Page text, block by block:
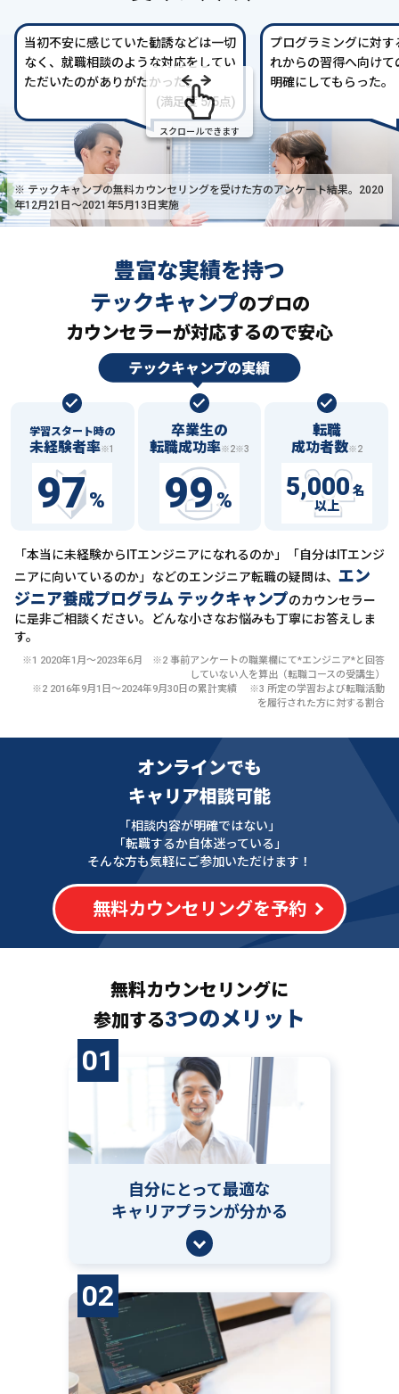
当初不安に感じていた勧誘などは一切
なく、就職相談のような対応をしてい
ただいたのがありがたかった。
(満足度 5/5点)
プログラミングに対
れからの習得へ向け
明確にしてもらった。
スクロールできます
※ テックキャンプの無料カウンセリングを受けた方のアンケート結果。2020
年12月21日〜2021年5月13日実施
豊富な実績を持つ
テックキャンプのプロの
カウンセラーが対応するので安心
学習スタート時の
未経験者率※1
97%
卒業生の
転職成功率※2※3
99%
転職
成功者数※2
5,000 名
以上
「本当に未経験からITエンジニアになれるのか」「自分はITエンジ
ニアに向いているのか」などのエンジニア転職の疑問は、 エン
ジニア養成プログラム テックキャンプのカウンセラー
に是非ご相談ください。どんな小さなお悩みも丁寧にお答えしま
す。
※1 2020年1月〜2023年6月 ※2 事前アンケートの職業欄にて*エンジニア*と回答
していない人を算出（転職コースの受講生）
※2 2016年9月1日〜2024年9月30日の累計実績 ※3 所定の学習および転職活動
を履行された方に対する割合
オンラインでも
キャリア相談可能
「相談内容が明確ではない」
「転職するか自体迷っている」
そんな方も気軽にご参加いただけます！
無料カウンセリングを予約
無料カウンセリングに
参加する3つのメリット
01
自分にとって最適な
キャリアプランが分かる
02